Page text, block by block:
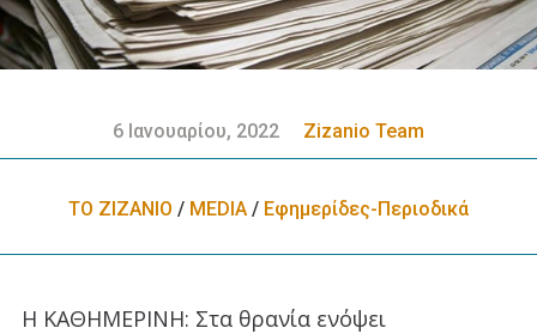
6 Ιανουαρίου, 2022 Zizanio Team
ΤΟ ΖΙΖΑΝΙΟ / MEDIA / Εφημερίδες-Περιοδικά
Η ΚΑΘΗΜΕΡΙΝΗ: Στα θρανία ενόψει